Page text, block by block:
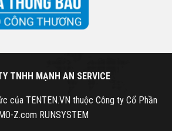
TNHH MẠNH AN SERVICE
của TENTEN.VN thuộc Công ty Cổ Phần
Z.com RUNSYSTEM